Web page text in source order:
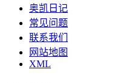
奥凯日记
常见问题
联系我们
网站地图
XML